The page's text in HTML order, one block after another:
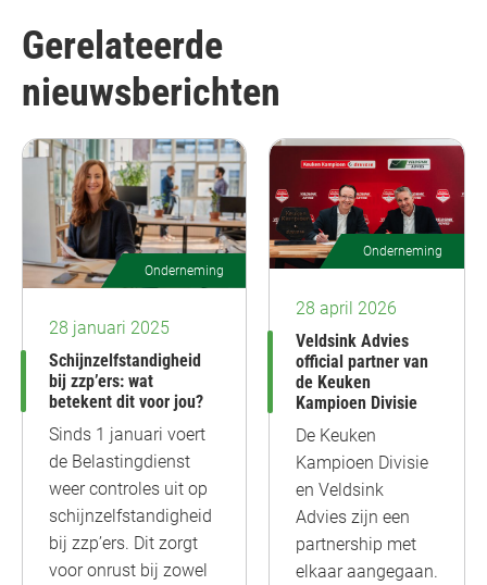
Gerelateerde
nieuwsberichten
Onderneming
28 januari 2025
Schijnzelfstandigheid
bij zzp’ers: wat
betekent dit voor jou?
Sinds 1 januari voert
de Belastingdienst
weer controles uit op
schijnzelfstandigheid
bij zzp’ers. Dit zorgt
voor onrust bij zowel
Onderneming
28 april 2026
Veldsink Advies
official partner van
de Keuken
Kampioen Divisie
De Keuken
Kampioen Divisie
en Veldsink
Advies zijn een
partnership met
elkaar aangegaan.